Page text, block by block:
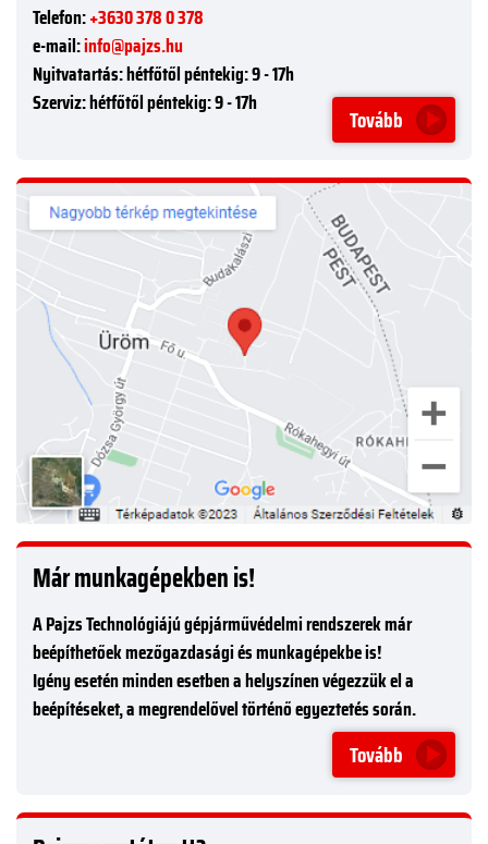
Telefon:+3630 378 0 378
e-mail:info@pajzs.hu
Nyitvatartás:hétfőtől péntekig: 9 - 17h
Szerviz:hétfőtől péntekig: 9 - 17h
Tovább
Már munkagépekben is!
A Pajzs Technológiájú gépjárművédelmi rendszerek már
beépíthetőek mezőgazdasági és munkagépekbe is!
Igény esetén minden esetben a helyszínen végezzük el a
beépítéseket, a megrendelővel történő egyeztetés során.
Tovább